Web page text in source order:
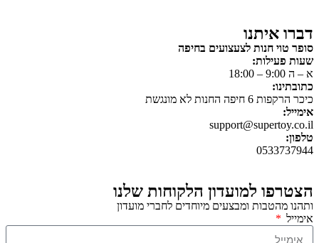
דברו איתנו
סופר טוי חנות לצעצועים בחיפה
שעות פעילות:
א – ה 9:00 – 18:00
כתובתינו:
כיכר הרקפות 6 חיפה החנות לא מונגשת
אימייל:
support@supertoy.co.il
טלפון:
0533737944
הצטרפו למועדון הלקוחות שלנו
ותהנו מהטבות ומבצעים מיוחדים לחברי מועדון
אימייל